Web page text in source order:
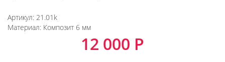
Артикул: 21.01k
Материал: Композит 6 мм
12 000 Р